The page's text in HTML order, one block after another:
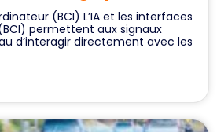
(BCI) L’IA et les interfaces
permettent aux signaux
d’interagir directement avec les